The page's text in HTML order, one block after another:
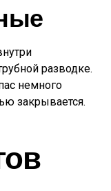
разводке.
немного
закрывается.